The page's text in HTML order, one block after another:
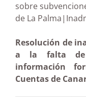
sobre
de La
Resolución de
a la falta de
información
Cuentas de